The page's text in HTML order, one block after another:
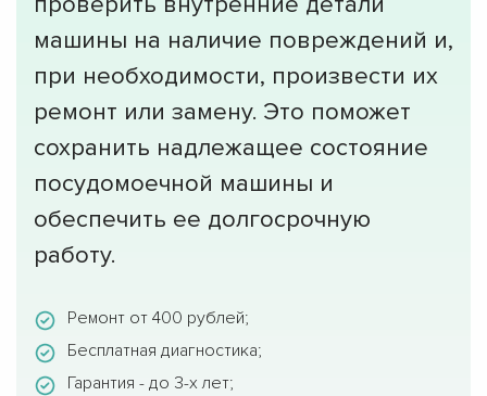
машины на наличие повреждений и,
при необходимости, произвести их
ремонт или замену. Это поможет
сохранить надлежащее состояние
посудомоечной машины и
обеспечить ее долгосрочную
работу.
Ремонт от 400 рублей;
Бесплатная диагностика;
Гарантия - до 3-х лет;